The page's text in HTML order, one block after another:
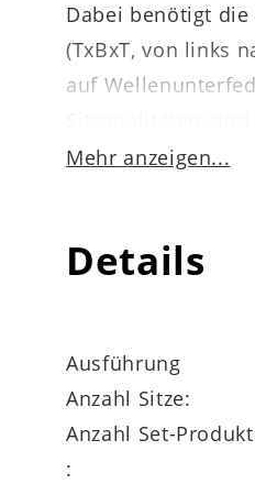
Dabei benötigt
(TxBxT, von links
auf
Die
Form einen
Mehr anzeigen...
Details
Ausführung
Anzahl Sitze:
Anzahl Set-
: